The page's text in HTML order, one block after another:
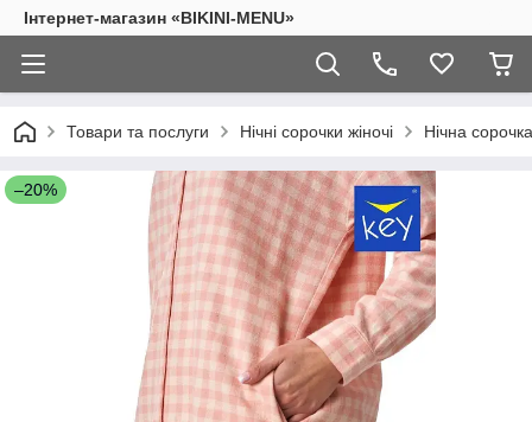
Інтернет-магазин «BIKINI-MENU»
Товари та послуги Нічні сорочки жіночі Нічна
–20%